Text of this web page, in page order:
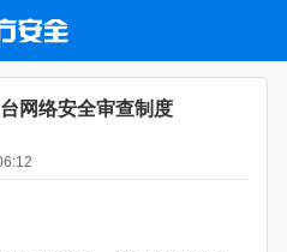
网络安全审查制度